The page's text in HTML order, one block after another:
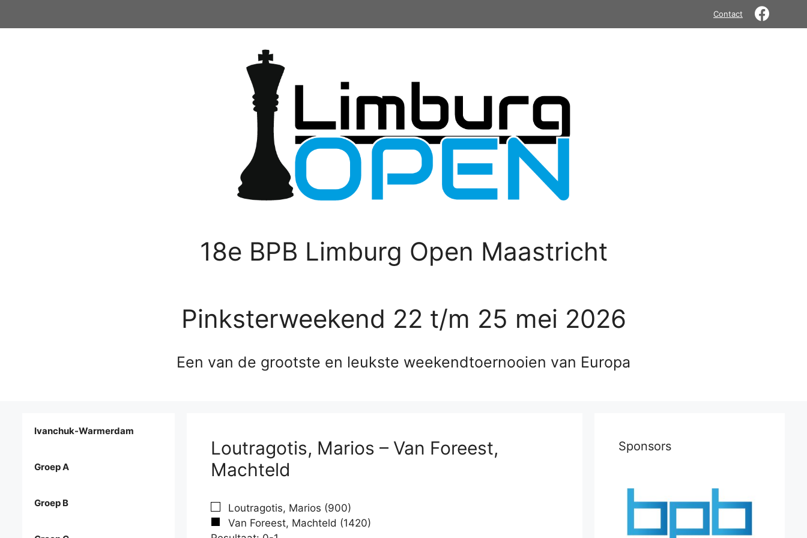
Contact
18e BPB Limburg Open Maastricht
Pinksterweekend 22 t/m 25 mei 2026
Een van de grootste en leukste weekendtoernooien van Europa
Loutragotis, Marios – Van Foreest,
Machteld
Loutragotis, Marios (900)
Van Foreest, Machteld (1420)
Ivanchuk-Warmerdam
Groep A
Groep B
Sponsors